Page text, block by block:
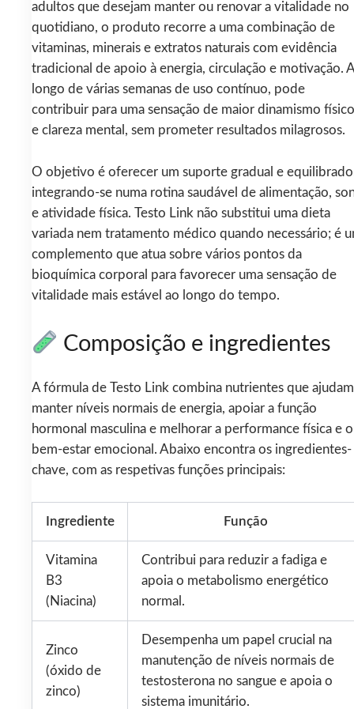
adultos que desejam manter ou renovar a vitalidade no
quotidiano, o produto recorre a uma combinação de
vitaminas, minerais e extratos naturais com evidência
tradicional de apoio à energia, circulação e motivação.
longo de várias semanas de uso contínuo, pode
contribuir para uma sensação de maior dinamismo físico
e clareza mental, sem prometer resultados milagrosos.
O objetivo é oferecer um suporte gradual e
integrando-se numa rotina saudável de alimentação,
e atividade física. Testo Link não substitui uma dieta
variada nem tratamento médico quando necessário; é
complemento que atua sobre vários pontos da
bioquímica corporal para favorecer uma sensação de
vitalidade mais estável ao longo do tempo.
Composição e ingredientes
A fórmula de Testo Link combina nutrientes que
manter níveis normais de energia, apoiar a função
hormonal masculina e melhorar a performance física e o
bem‑estar emocional. Abaixo encontra os ingredientes-
chave, com as respetivas funções principais:
Ingrediente Função
Vitamina
B3
(Niacina)
Contribui para reduzir a fadiga e
apoia o metabolismo energético
normal.
Zinco
(óxido de
zinco)
Desempenha um papel crucial na
manutenção de níveis normais de
testosterona no sangue e apoia o
sistema imunitário.